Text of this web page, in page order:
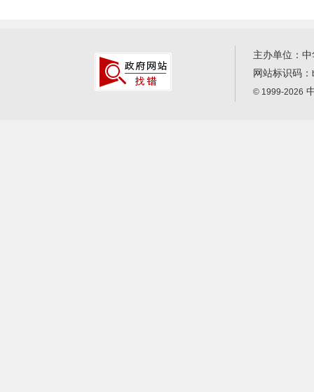
主办单位：
网站标识码：
© 1999-2026